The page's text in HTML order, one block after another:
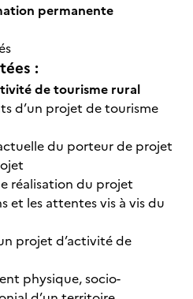
permanente
:
de tourisme rural
d’un projet de tourisme
du porteur de projet
réalisation du projet
et les attentes vis à vis du
projet d’activité de
physique, socio-